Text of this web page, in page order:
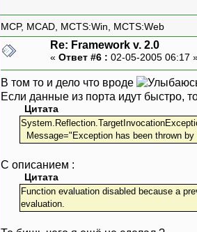
MCP, MCAD, MCTS:Win, MCTS:Web
Re: Framework v. 2.0
« Ответ #6 : 02-05-2005 06:17
В том то и дело что вроде
Если данные из порта идут быстро,
Цитата
Message="Exception has been thrown
С описанием :
Цитата
Function evaluation disabled because a
evaluation.